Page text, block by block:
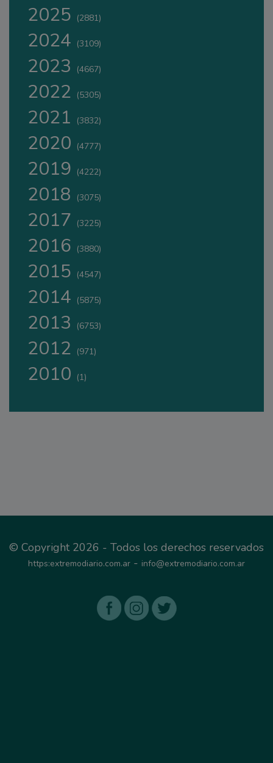
2025 (2881)
2024 (3109)
2023 (4667)
2022 (5305)
2021 (3832)
2020 (4777)
2019 (4222)
2018 (3075)
2017 (3225)
2016 (3880)
2015 (4547)
2014 (5875)
2013 (6753)
2012 (971)
2010 (1)
© Copyright 2026 - Todos los derechos reservados
https:extremodiario.com.ar - info@extremodiario.com.ar